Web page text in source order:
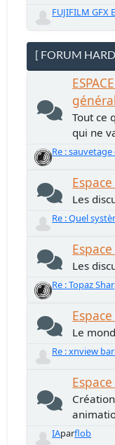
FUJIFILM GFX
[ FORUM
Tout ce
qui ne
Re :
Les
Re : Quel
Les
Re : Topaz
Le
Re : xnview
IAparflob